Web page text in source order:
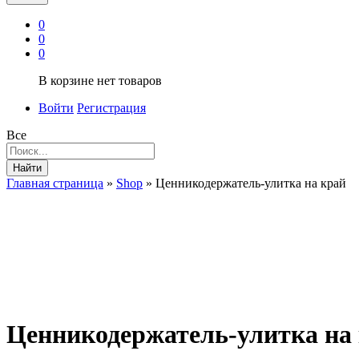
0
0
0
В корзине нет товаров
Войти Регистрация
Все
Найти
Главная страница » Shop » Ценникодержатель-улитка на край
Ценникодержатель-улитка на